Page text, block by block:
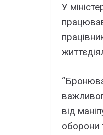
У
від
оборони